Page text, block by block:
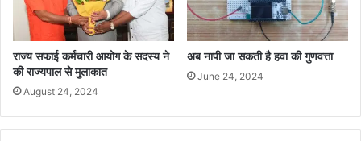
राज्य सफाई कर्मचारी आयोग के सदस्य ने
की राज्यपाल से मुलाकात
August 24, 2024
अब नापी जा सकती है हवा की गुणवत्ता
June 24, 2024